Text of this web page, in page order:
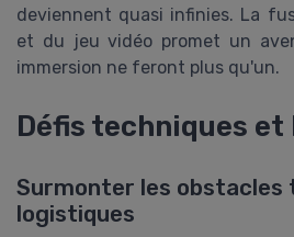
deviennent quasi infinies. La
et du jeu vidéo promet un
immersion ne feront plus qu'un.
Défis techniques
Surmonter les obstacles
logistiques